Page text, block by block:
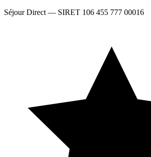
Séjour Direct — SIRET 106 455 777 00016